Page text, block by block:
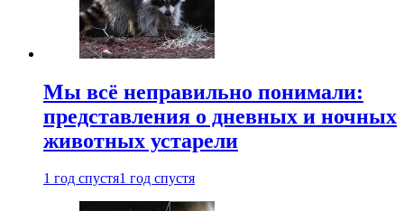
Мы всё неправильно понимали:
представления о дневных и ночных
животных устарели
1 год спустя1 год спустя